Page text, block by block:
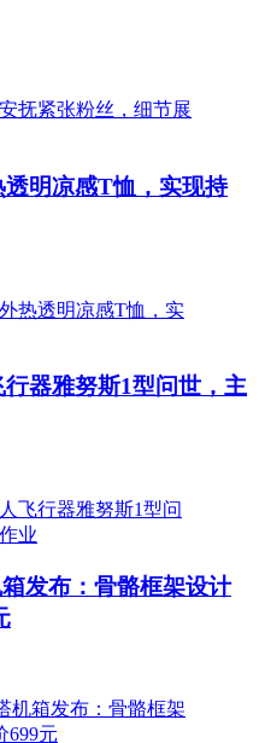
明凉感T恤，实现持
器雅努斯1型问世，主
发布：骨骼框架设计